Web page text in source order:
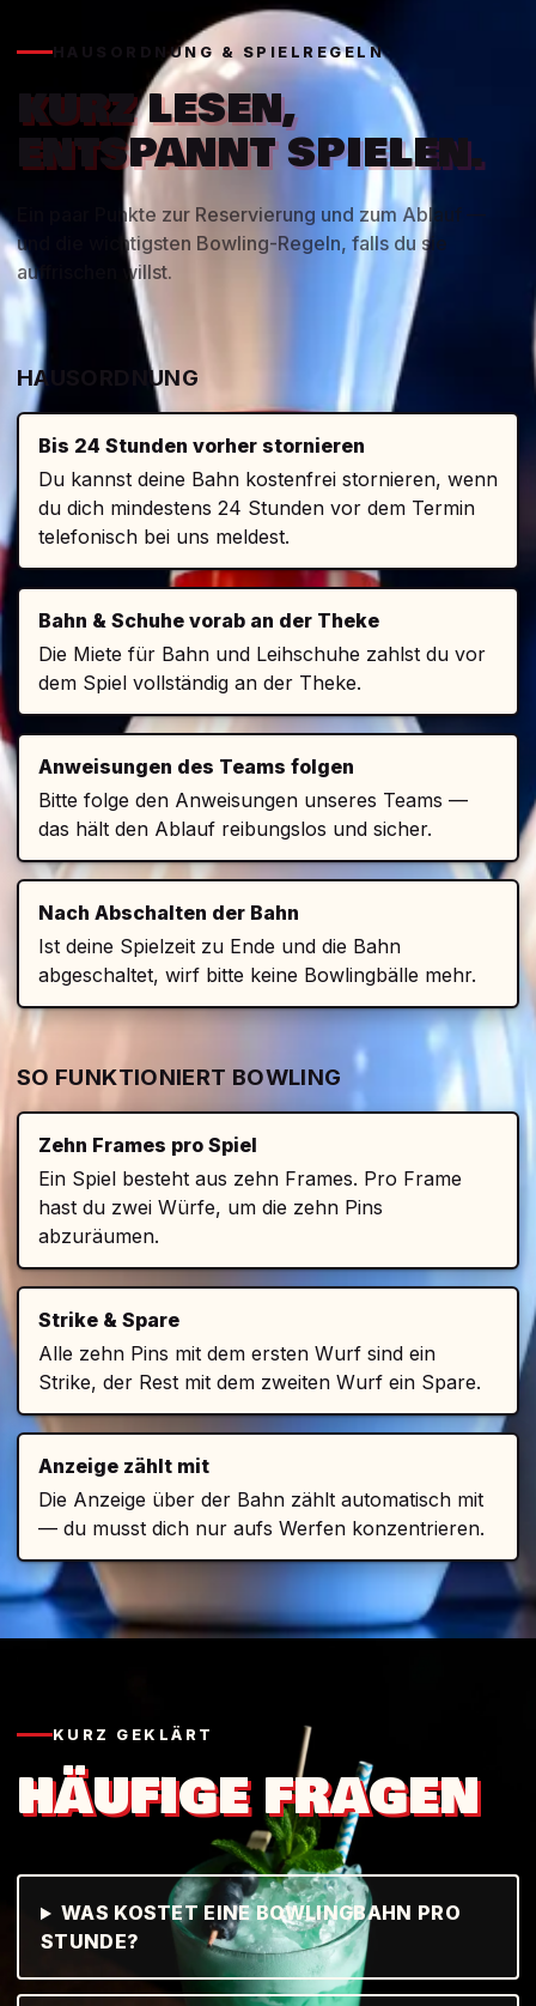
HAUSORDNUNG & SPIELREGELN
KURZ LESEN,
ENTSPANNT SPIELEN.
Ein paar Punkte zur Reservierung und zum Ablauf —
und die wichtigsten Bowling-Regeln, falls du sie
auffrischen willst.
HAUSORDNUNG
Bis 24 Stunden vorher stornieren
Du kannst deine Bahn kostenfrei stornieren, wenn
du dich mindestens 24 Stunden vor dem Termin
telefonisch bei uns meldest.
Bahn & Schuhe vorab an der Theke
Die Miete für Bahn und Leihschuhe zahlst du vor
dem Spiel vollständig an der Theke.
Anweisungen des Teams folgen
Bitte folge den Anweisungen unseres Teams —
das hält den Ablauf reibungslos und sicher.
Nach Abschalten der Bahn
Ist deine Spielzeit zu Ende und die Bahn
abgeschaltet, wirf bitte keine Bowlingbälle mehr.
SO FUNKTIONIERT BOWLING
Zehn Frames pro Spiel
Ein Spiel besteht aus zehn Frames. Pro Frame
hast du zwei Würfe, um die zehn Pins
abzuräumen.
Strike & Spare
Alle zehn Pins mit dem ersten Wurf sind ein
Strike, der Rest mit dem zweiten Wurf ein Spare.
Anzeige zählt mit
Die Anzeige über der Bahn zählt automatisch mit
— du musst dich nur aufs Werfen konzentrieren.
KURZ GEKLÄRT
HÄUFIGE FRAGEN
WAS KOSTET EINE BOWLINGBAHN PRO
STUNDE?